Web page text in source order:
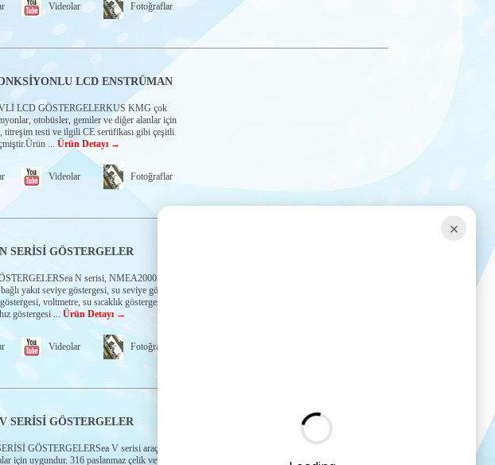
Videolar Fotoğraflar
LCD ENSTRÜMAN
LCD GÖSTERGELERKUS KMG çok
otobüsler, gemiler ve diğer alanlar için
titreşim testi ve ilgili CE sertifikası gibi çeşitli
... Ürün Detayı →
Videolar Fotoğraflar
SERİSİ GÖSTERGELER
N serisi, NMEA2000 ve
yakıt seviye göstergesi, su seviye göstergesi,
voltmetre, su sıcaklık göstergesi, yağ
göstergesi ... Ürün Detayı →
Videolar Fotoğraflar
SERİSİ GÖSTERGELER
GÖSTERGELERSea V serisi araç ve
için uygundur. 316 paslanmaz çelik veya
×